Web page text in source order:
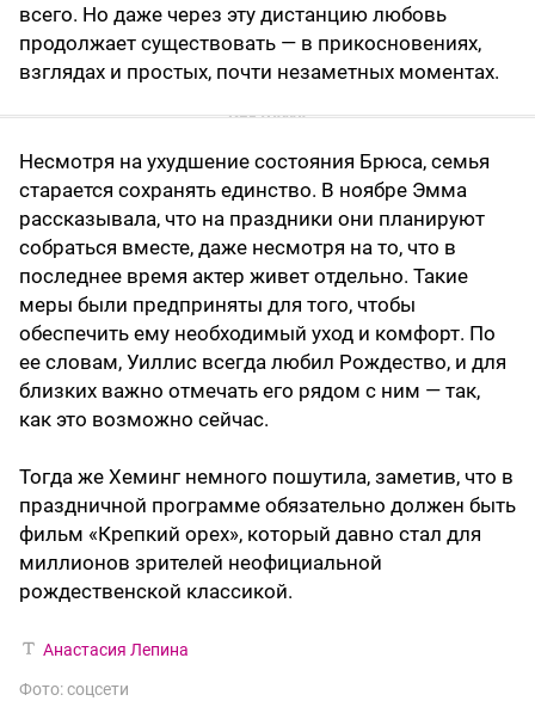
всего. Но даже через эту дистанцию любовь
продолжает существовать — в прикосновениях,
взглядах и простых, почти незаметных моментах.
Несмотря на ухудшение состояния Брюса, семья
старается сохранять единство. В ноябре Эмма
рассказывала, что на праздники они планируют
собраться вместе, даже несмотря на то, что в
последнее время актер живет отдельно. Такие
меры были предприняты для того, чтобы
обеспечить ему необходимый уход и комфорт. По
ее словам, Уиллис всегда любил Рождество, и для
близких важно отмечать его рядом с ним — так,
как это возможно сейчас.
Тогда же Хеминг немного пошутила, заметив, что в
праздничной программе обязательно должен быть
фильм «Крепкий орех», который давно стал для
миллионов зрителей неофициальной
рождественской классикой.
Анастасия Лепина
Фото: соцсети